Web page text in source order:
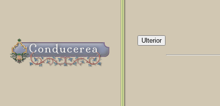
Conducerea
Ulterior